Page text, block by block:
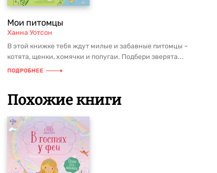
Мои питомцы
Ханна Уотсон
В этой книжке тебя ждут милые и забавные питомцы –
котята, щенки, хомячки и попугаи. Подбери зверята...
ПОДРОБНЕЕ
Похожие книги